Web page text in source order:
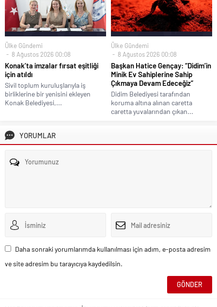
Ülke Gündemi
8 Ağustos 2026 00:08
Konak’ta imzalar fırsat eşitliği
için atıldı
Sivil toplum kuruluşlarıyla iş
birliklerine bir yenisini ekleyen
Konak Belediyesi,...
Ülke Gündemi
8 Ağustos 2026 00:08
Başkan Hatice Gençay: “Didim’in
Minik Ev Sahiplerine Sahip
Çıkmaya Devam Edeceğiz”
Didim Belediyesi tarafından
koruma altına alınan caretta
caretta yuvalarından çıkan...
YORUMLAR
Daha sonraki yorumlarımda kullanılması için adım, e-posta adresim
ve site adresim bu tarayıcıya kaydedilsin.